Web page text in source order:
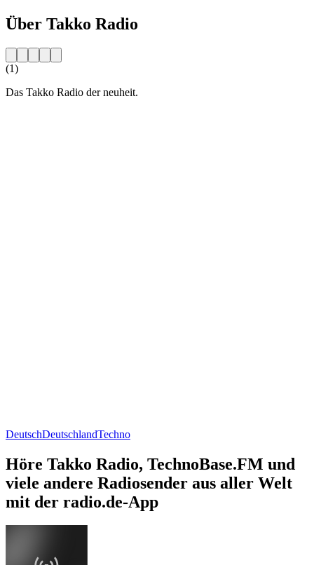
Über Takko Radio
(1)
Das Takko Radio der neuheit.
DeutschDeutschlandTechno
Höre Takko Radio, TechnoBase.FM und
viele andere Radiosender aus aller Welt
mit der radio.de-App